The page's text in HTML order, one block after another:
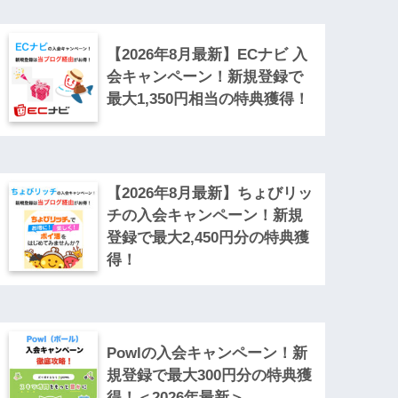
【2026年8月最新】ECナビ 入
会キャンペーン！新規登録で
最大1,350円相当の特典獲得！
【2026年8月最新】ちょびリッ
チの入会キャンペーン！新規
登録で最大2,450円分の特典獲
得！
Powlの入会キャンペーン！新
規登録で最大300円分の特典獲